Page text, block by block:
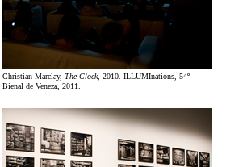
Christian Marclay, The Clock, 2010. ILLUMInations, 54º
Bienal de Veneza, 2011.